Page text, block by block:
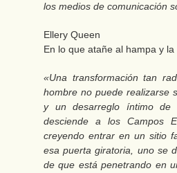
los medios de comunicación
Ellery Queen
En lo que atañe al hampa y
«Una transformación tan
hombre no puede realizarse
y un desarreglo íntimo
desciende a los Campos
creyendo entrar en un sitio
esa puerta giratoria, uno se
de que está penetrando en